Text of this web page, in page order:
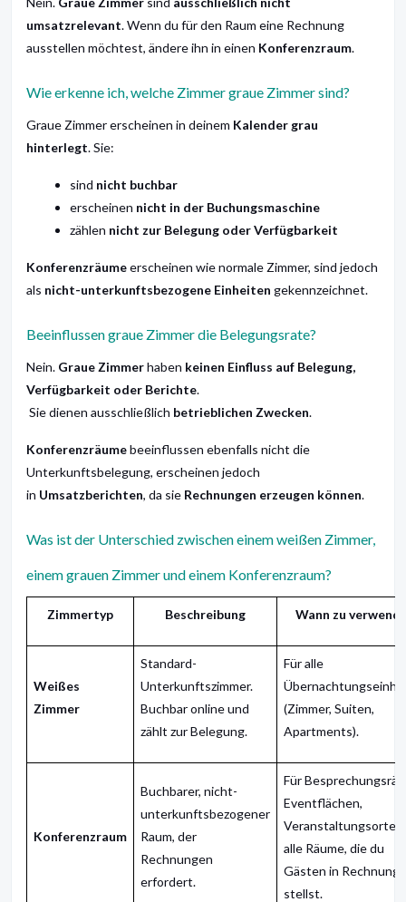
umsatzrelevant. Wenn du für den Raum eine Rechnung
ausstellen möchtest, ändere ihn in einen Konferenzraum.
Wie erkenne ich, welche Zimmer graue Zimmer sind?
Graue Zimmer erscheinen in deinem Kalender grau
hinterlegt. Sie:
sind nicht buchbar
erscheinen nicht in der Buchungsmaschine
zählen nicht zur Belegung oder Verfügbarkeit
Konferenzräumeerscheinen wie normale Zimmer, sind jedoch
als nicht-unterkunftsbezogene Einheiten gekennzeichnet.
Beeinflussen graue Zimmer die Belegungsrate?
Nein. Graue Zimmerhaben keinen Einfluss auf Belegung,
Verfügbarkeit oder Berichte.
Sie dienen ausschließlich betrieblichen Zwecken.
Konferenzräumebeeinflussen ebenfalls nicht die
Unterkunftsbelegung, erscheinen jedoch
in Umsatzberichten, da sie Rechnungen erzeugen können.
Was ist der Unterschied zwischen einem weißen Zimmer,
einem grauen Zimmer und einem Konferenzraum?
Zimmertyp Beschreibung Wann zu
Weißes
Zimmer
Standard-
Unterkunftszimmer.
Buchbar online und
zählt zur Belegung.
Für alle
(Zimmer, Suiten,
Apartments).
Konferenzraum
Buchbarer, nicht-
unterkunftsbezogener
Raum, der
Rechnungen
erfordert.
Für
Eventflächen,
Veranstaltungsorte –
alle Räume, die du
Gästen in Rechnung
stellst.